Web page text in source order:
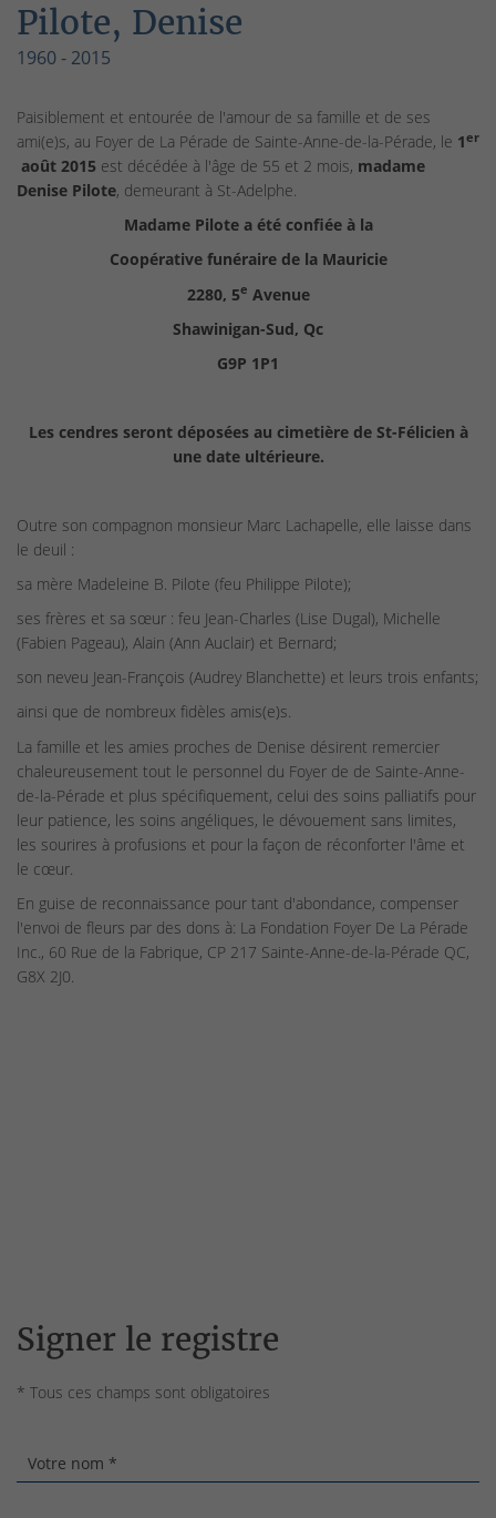
Pilote, Denise
1960 - 2015
Paisiblement et entourée de l'amour de sa famille et de ses
ami(e)s, au Foyer de La Pérade de Sainte-Anne-de-la-Pérade, le 1er
août 2015 est décédée à l'âge de 55 et 2 mois, madame
Denise Pilote, demeurant à St-Adelphe.
Madame Pilote a été confiée à la
Coopérative funéraire de la Mauricie
2280, 5e Avenue
Shawinigan-Sud, Qc
G9P 1P1
Les cendres seront déposées au cimetière de St-Félicien à
une date ultérieure.
Outre son compagnon monsieur Marc Lachapelle, elle laisse dans
le deuil :
sa mère Madeleine B. Pilote (feu Philippe Pilote);
ses frères et sa sœur : feu Jean-Charles (Lise Dugal), Michelle
(Fabien Pageau), Alain (Ann Auclair) et Bernard;
son neveu Jean-François (Audrey Blanchette) et leurs trois enfants;
ainsi que de nombreux fidèles amis(e)s.
La famille et les amies proches de Denise désirent remercier
chaleureusement tout le personnel du Foyer de de Sainte-Anne-
de-la-Pérade et plus spécifiquement, celui des soins palliatifs pour
leur patience, les soins angéliques, le dévouement sans limites,
les sourires à profusions et pour la façon de réconforter l'âme et
le cœur.
En guise de reconnaissance pour tant d'abondance, compenser
l'envoi de fleurs par des dons à: La Fondation Foyer De La Pérade
Inc., 60 Rue de la Fabrique, CP 217 Sainte-Anne-de-la-Pérade QC,
G8X 2J0.
Signer le registre
* Tous ces champs sont obligatoires
Votre nom *